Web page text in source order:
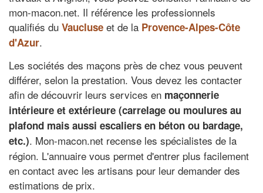
mon-macon.net. Il référence les professionnels
qualifiés du Vaucluse et de la Provence-Alpes-Côte
d'Azur.
Les sociétés des maçons près de chez vous peuvent
différer, selon la prestation. Vous devez les contacter
afin de découvrir leurs services en maçonnerie
intérieure et extérieure (carrelage ou moulures au
plafond mais aussi escaliers en béton ou bardage,
etc.). Mon-macon.net recense les spécialistes de la
région. L'annuaire vous permet d'entrer plus facilement
en contact avec les artisans pour leur demander des
estimations de prix.